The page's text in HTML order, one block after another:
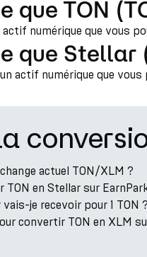
que TON
actif numérique que vous
que Stellar
actif numérique que
actuel TON/XLM ?
en Stellar sur
je recevoir pour 1 TON ?
convertir TON en XLM